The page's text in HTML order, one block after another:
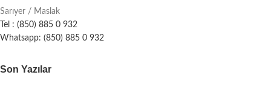
Sarıyer / Maslak
Tel : (850) 885 0 932
Whatsapp: (850) 885 0 932
Son Yazılar